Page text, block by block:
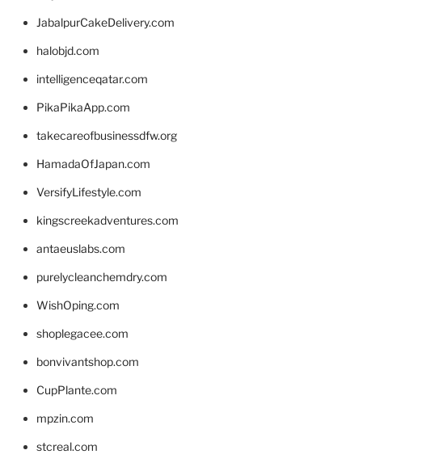
JabalpurCakeDelivery.com
halobjd.com
intelligenceqatar.com
PikaPikaApp.com
takecareofbusinessdfw.org
HamadaOfJapan.com
VersifyLifestyle.com
kingscreekadventures.com
antaeuslabs.com
purelycleanchemdry.com
WishOping.com
shoplegacee.com
bonvivantshop.com
CupPlante.com
mpzin.com
stcreal.com